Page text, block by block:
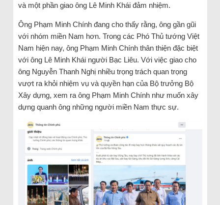
và một phần giao ông Lê Minh Khái đảm nhiệm.
Ông Phạm Minh Chính đang cho thấy rằng, ông gần gũi
với nhóm miền Nam hơn. Trong các Phó Thủ tướng Việt
Nam hiện nay, ông Phạm Minh Chính thân thiện đặc biệt
với ông Lê Minh Khái người Bạc Liêu. Với việc giao cho
ông Nguyễn Thanh Nghị nhiều trọng trách quan trọng
vượt ra khỏi nhiệm vụ và quyền hạn của Bộ trưởng Bộ
Xây dựng, xem ra ông Phạm Minh Chính như muốn xây
dựng quanh ông những người miền Nam thực sự.